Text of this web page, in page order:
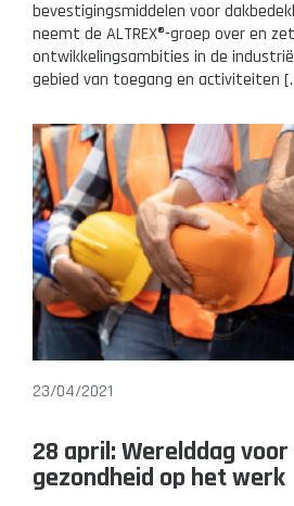
bevestigingsmiddelen voor
neemt de ALTREX®-groep over en
ontwikkelingsambities in de
gebied van toegang en activiteiten
23/04/2021
28 april: Werelddag
gezondheid op het werk